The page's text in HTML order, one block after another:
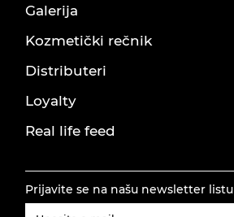
Galerija
Kozmetički rečnik
Distributeri
Loyalty
Real life feed
Prijavite se na našu newsletter listu